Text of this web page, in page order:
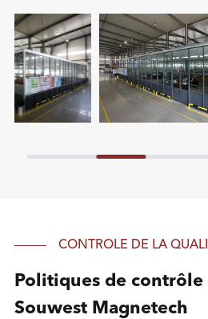
CONTRÔLE DE LA
Politiques de
Souwest Magnetech